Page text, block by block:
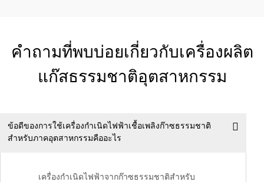
คําถามที่พบบ่อยเกี่ยวกับเครื่องผลิต
แก๊สธรรมชาติอุตสาหกรรม
ข้อดีของการใช้เครื่องกำเนิดไฟฟ้าเชื้อเพลิงก๊าซธรรมชาติ
สำหรับภาคอุตสาหกรรมคืออะไร
เครื่องกำเนิดไฟฟ้าจากก๊าซธรรมชาติสำหรับ